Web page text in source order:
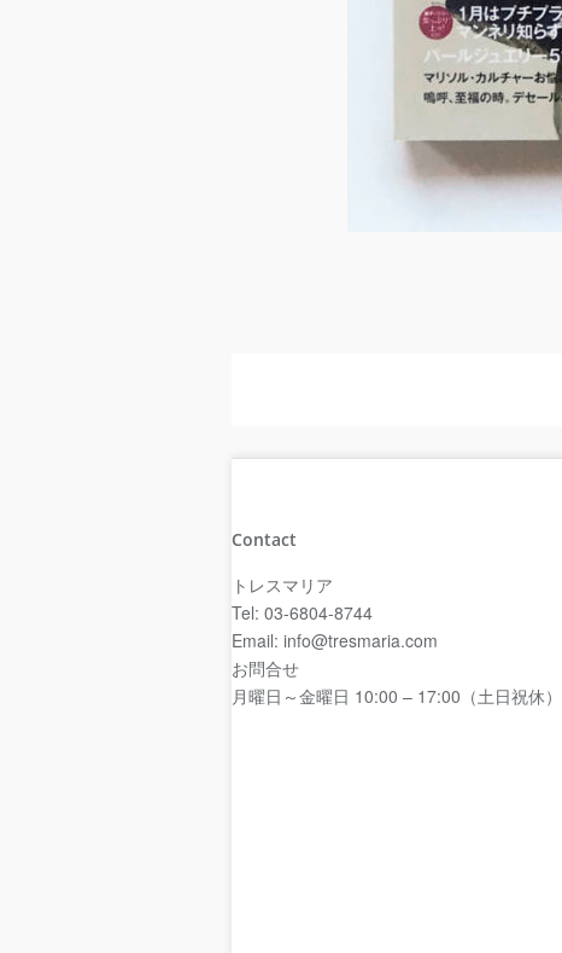
Contact
トレスマリア
Tel: 03-6804-8744
Email: info@tresmaria.com
お問合せ
月曜日～金曜日 10:00 – 17:00（土日祝休）